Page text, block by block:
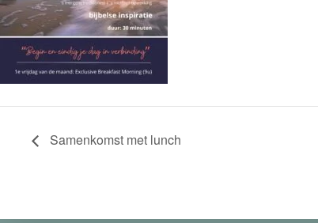
Samenkomst met lunch